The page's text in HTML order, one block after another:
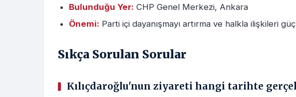
Bulunduğu Yer: CHP Genel Merkezi, Ankara
Önemi: Parti içi dayanışmayı artırma ve halkla ilişkileri
Sıkça Sorulan Sorular
Kılıçdaroğlu'nun ziyareti hangi tarihte